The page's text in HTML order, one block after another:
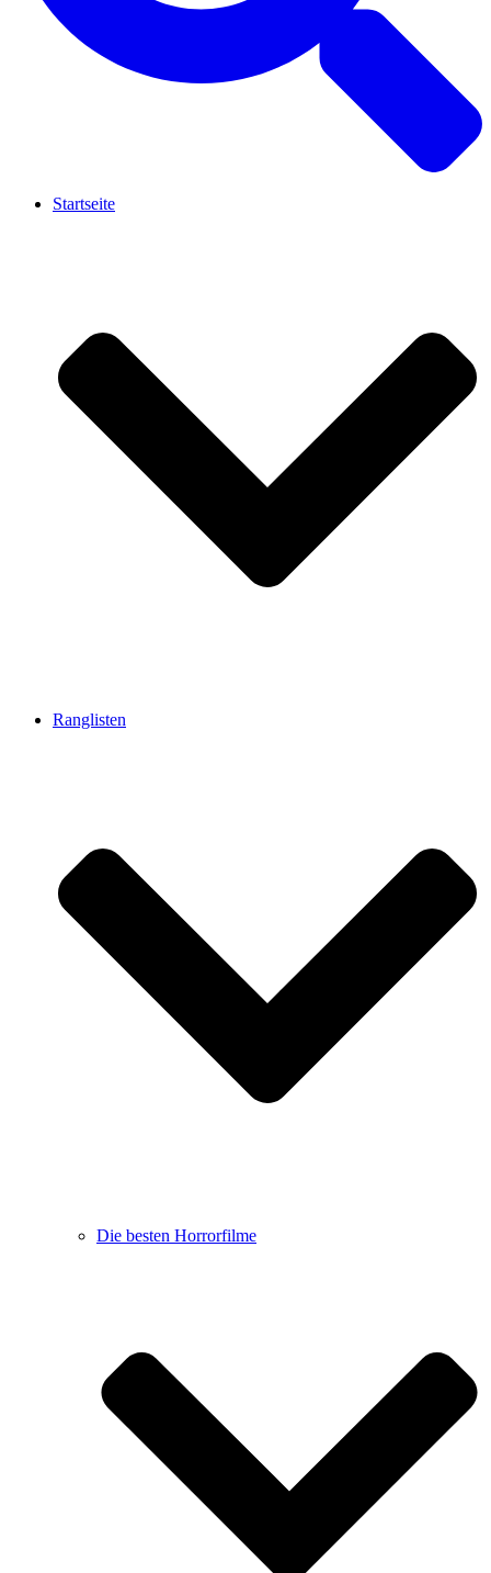
Startseite
Ranglisten
Die besten Horrorfilme